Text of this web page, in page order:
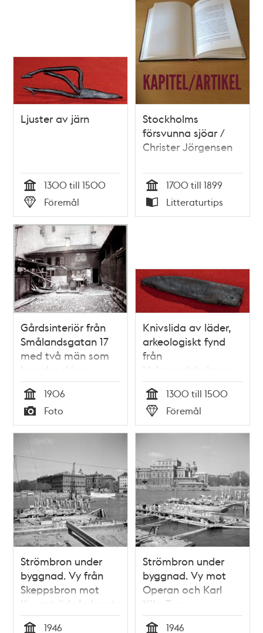
Ljuster av järn
Tid
1300 till 1500
Typ
Föremål
Stockholms
försvunna sjöar /
Christer Jörgensen
Tid
1700 till 1899
Typ
Litteraturtips
Gårdsinteriör från
Smålandsgatan 17
med två män som
bereder skinn.
Tid
1906
Typ
Foto
Knivslida av läder,
arkeologiskt fynd
från
Helgeandsholmen
Tid
1300 till 1500
Typ
Föremål
Strömbron under
byggnad. Vy från
Skeppsbron mot
Kungsträdgårdsgatan
1946
Strömbron under
byggnad. Vy mot
Operan och Karl
XII:s Torg
1946